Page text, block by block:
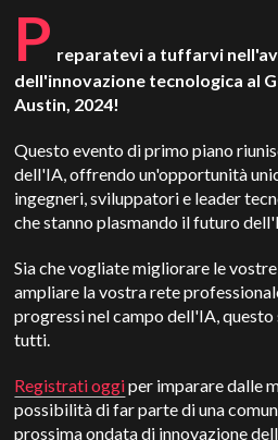
P reparatevi a tuffarvi
dell'innovazione tecnologica al
Austin, 2024!
Questo evento di primo piano
dell'IA, offrendo un'opportunità
ingegneri, sviluppatori e leader
che stanno plasmando il futuro
Sia che vogliate migliorare le
ampliare la vostra rete
progressi nel campo dell'IA,
tutti.
Registrati oggiper imparare dalle
possibilità di far parte di una
prossima ondata di innovazione